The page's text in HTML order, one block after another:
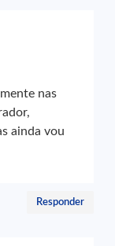
nas
ainda vou
Responder